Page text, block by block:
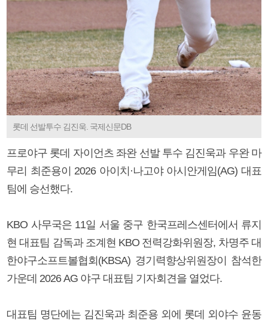
롯데 선발투수 김진욱. 국제신문DB
프로야구 롯데 자이언츠 좌완 선발 투수 김진욱과 우완 마
무리 최준용이 2026 아이치·나고야 아시안게임(AG) 대표
팀에 승선했다.
KBO 사무국은 11일 서울 중구 한국프레스센터에서 류지
현 대표팀 감독과 조계현 KBO 전력강화위원장, 차명주 대
한야구소프트볼협회(KBSA) 경기력향상위원장이 참석한
가운데 2026 AG 야구 대표팀 기자회견을 열었다.
대표팀 명단에는 김진욱과 최준용 외에 롯데 외야수 윤동